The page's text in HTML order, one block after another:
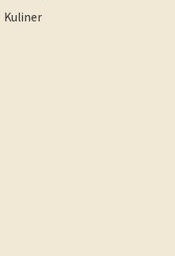
Kuliner